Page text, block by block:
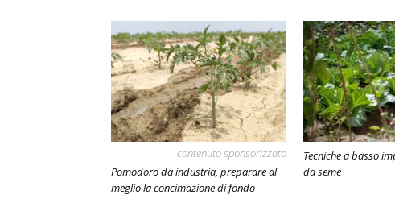
contenuto sponsorizzato
Pomodoro da industria, preparare al
meglio la concimazione di fondo
Tecniche a basso
da seme